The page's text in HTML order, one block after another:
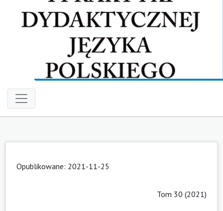
Opublikowane: 2021-11-25
Tom 30 (2021)